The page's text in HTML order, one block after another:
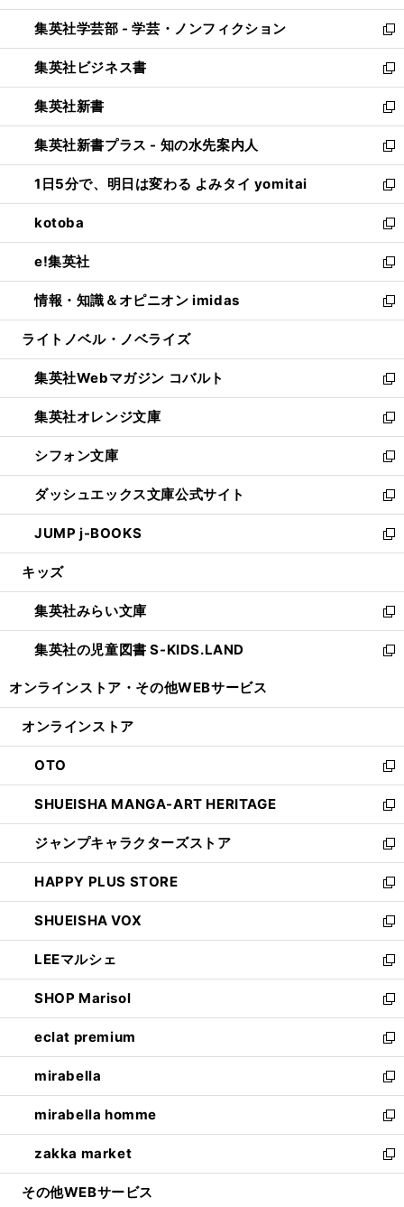
開
く
ウ
で
開
く
ン
ド
ウ
で
開
く
ウ
ィ
ン
ド
ウ
で
開
く
集英社学芸部 - 学芸・ノンフィクション
新
し
い
ウ
ィ
ン
ド
ウ
で
開
く
集英社ビジネス書
新
し
い
ウ
ィ
ン
ド
ウ
で
開
く
集英社新書
新
し
い
ウ
ィ
ン
ド
ウ
で
開
く
集英社新書プラス - 知の水先案内人
新
し
い
ウ
ィ
ン
ド
ウ
で
開
1日5分で、明日は変わる よみタイ yomitai
新
し
い
ウ
ィ
ン
ド
ウ
開
く
kotoba
新
し
い
ウ
ィ
ン
ウ
で
開
く
e!集英社
新
し
い
ウ
ン
ド
ウ
で
開
く
情報・知識＆オピニオン imidas
新
し
ウ
ィ
ン
ド
ウ
で
開
く
ライトノベル・ノベライズ
集英社Webマガジン コバルト
新
し
い
ウ
ィ
ン
ド
ウ
で
開
集英社オレンジ文庫
新
し
い
ウ
ィ
ン
ド
ウ
開
く
シフォン文庫
新
し
い
ウ
ィ
ン
ウ
で
開
く
ダッシュエックス文庫公式サイト
新
し
い
ウ
ン
ド
ウ
で
JUMP j-BOOKS
新
し
ウ
ィ
ン
ド
開
キッズ
集英社みらい文庫
新
し
い
ン
ウ
で
開
く
集英社の児童図書 S-KIDS.LAND
新
ウ
ン
ド
ウ
で
開
く
オンラインストア・ その他WEBサービス
オンラインストア
OTO
新
し
い
ウ
ィ
ン
ド
ウ
で
開
く
SHUEISHA MANGA-ART HERITAGE
新
し
い
ウ
ィ
ン
ド
ウ
で
開
く
ジャンプキャラクターズストア
新
し
い
ウ
ィ
ン
ド
ウ
で
開
く
HAPPY PLUS STORE
新
し
い
ウ
ィ
ン
ド
ウ
で
開
く
SHUEISHA VOX
新
し
い
ウ
ィ
ン
ド
ウ
で
開
く
LEEマルシェ
新
し
い
ウ
ィ
ン
ド
ウ
で
開
く
SHOP Marisol
新
し
い
ウ
ィ
ン
ド
ウ
で
開
eclat premium
新
し
い
ウ
ィ
ン
ド
ウ
mirabella
新
し
い
ウ
ィ
ン
mirabella homme
新
し
い
ウ
zakka market
新
し
その他WEBサービス